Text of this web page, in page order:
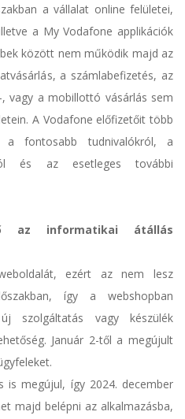
a vállalat online felületei,
a My Vodafone applikációk
között nem működik majd az
a számlabefizetés, az
vagy a mobillottó vásárlás sem
A Vodafone előfizetőit több
a fontosabb tudnivalókról, a
és az esetleges további
az informatikai átállás
ezért az nem lesz
így a webshopban
szolgáltatás vagy készülék
Január 2-től a megújult
is megújul, így 2024. december
majd belépni az alkalmazásba,